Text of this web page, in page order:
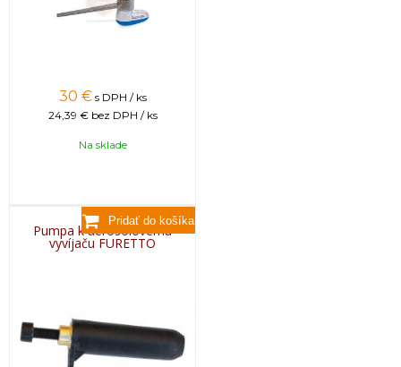
30 € s DPH / ks
24,39 € bez DPH / ks
Na sklade
Pumpa k aerosolovému
vyvíjaču FURETTO